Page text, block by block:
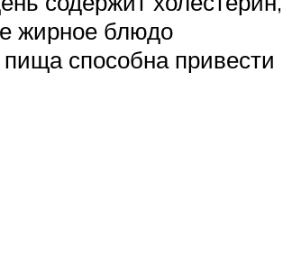
жирное блюдо
пища способна привести